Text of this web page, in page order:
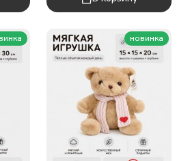
новинка